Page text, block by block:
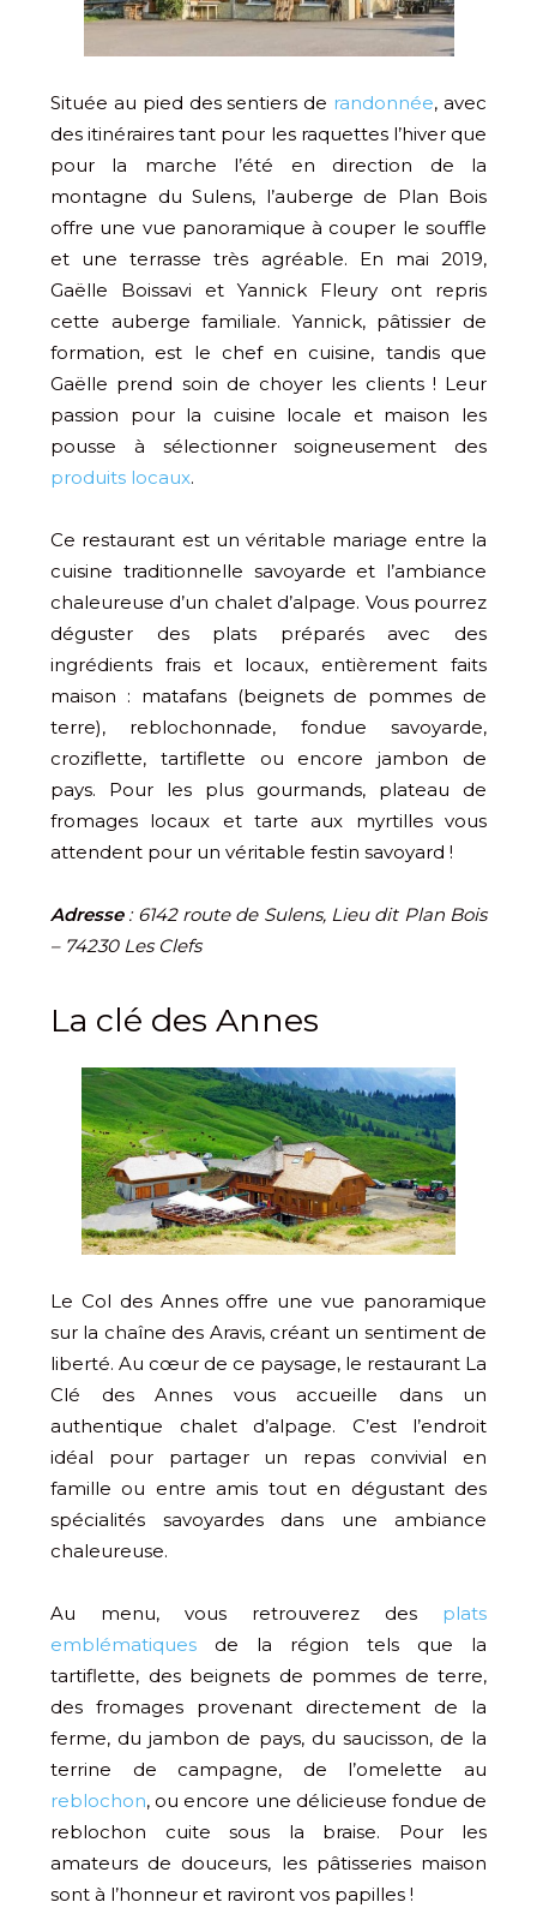
Située au pied des sentiers de randonnée, avec
des itinéraires tant pour les raquettes l’hiver que
pour la marche l’été en direction de la
montagne du Sulens, l’auberge de Plan Bois
offre une vue panoramique à couper le souffle
et une terrasse très agréable. En mai 2019,
Gaëlle Boissavi et Yannick Fleury ont repris
cette auberge familiale. Yannick, pâtissier de
formation, est le chef en cuisine, tandis que
Gaëlle prend soin de choyer les clients ! Leur
passion pour la cuisine locale et maison les
pousse à sélectionner soigneusement des
produits locaux.
Ce restaurant est un véritable mariage entre la
cuisine traditionnelle savoyarde et l’ambiance
chaleureuse d’un chalet d’alpage. Vous pourrez
déguster des plats préparés avec des
ingrédients frais et locaux, entièrement faits
maison : matafans (beignets de pommes de
terre), reblochonnade, fondue savoyarde,
croziflette, tartiflette ou encore jambon de
pays. Pour les plus gourmands, plateau de
fromages locaux et tarte aux myrtilles vous
attendent pour un véritable festin savoyard !
Adresse: 6142 route de Sulens, Lieu dit Plan Bois
– 74230 Les Clefs
La clé des Annes
Le Col des Annes offre une vue panoramique
sur la chaîne des Aravis, créant un sentiment de
liberté. Au cœur de ce paysage, le restaurant La
Clé des Annes vous accueille dans un
authentique chalet d’alpage. C’est l’endroit
idéal pour partager un repas convivial en
famille ou entre amis tout en dégustant des
spécialités savoyardes dans une ambiance
chaleureuse.
Au menu, vous retrouverez des plats
emblématiques de la région tels que la
tartiflette, des beignets de pommes de terre,
des fromages provenant directement de la
ferme, du jambon de pays, du saucisson, de la
terrine de campagne, de l’omelette au
reblochon, ou encore une délicieuse fondue de
reblochon cuite sous la braise. Pour les
amateurs de douceurs, les pâtisseries maison
sont à l’honneur et raviront vos papilles !